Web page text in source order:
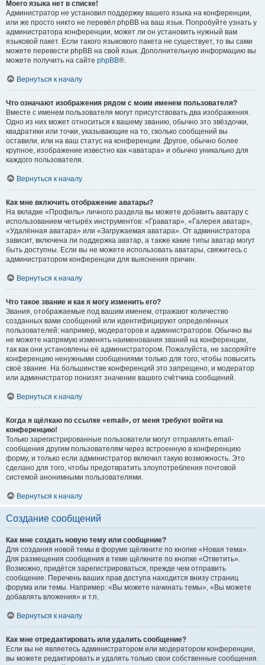
Моего языка нет в списке!
Администратор не установил поддержку вашего языка на конференции,
или же просто никто не перевёл phpBB на ваш язык. Попробуйте узнать у
администратора конференции, может ли он установить нужный вам
языковой пакет. Если такого языкового пакета не существует, то вы сами
можете перевести phpBB на свой язык. Дополнительную информацию вы
можете получить на сайте phpBB®.
Вернуться к началу
Что означают изображения рядом с моим именем пользователя?
Вместе с именем пользователя могут присутствовать два изображения.
Одно из них может относиться к вашему званию, обычно это звёздочки,
квадратики или точки, указывающие на то, сколько сообщений вы
оставили, или на ваш статус на конференции. Другое, обычно более
крупное, изображение известно как «аватара» и обычно уникально для
каждого пользователя.
Вернуться к началу
Как мне включить отображение аватары?
На вкладке «Профиль» личного раздела вы можете добавить аватару с
использованием четырёх инструментов: «Граватар», «Галерея аватар»,
«Удалённая аватара» или «Загружаемая аватара». От администратора
зависит, включена ли поддержка аватар, а также какие типы аватар могут
быть доступны. Если вы не можете использовать аватары, свяжитесь с
администратором конференции для выяснения причин.
Вернуться к началу
Что такое звание и как я могу изменить его?
Звания, отображаемые под вашим именем, отражают количество
созданных вами сообщений или идентифицируют определённых
пользователей: например, модераторов и администраторов. Обычно вы
не можете напрямую изменять наименования званий на конференции,
так как они установлены её администратором. Пожалуйста, не засоряйте
конференцию ненужными сообщениями только для того, чтобы повысить
своё звание. На большинстве конференций это запрещено, и модератор
или администратор понизят значение вашего счётчика сообщений.
Вернуться к началу
Когда я щёлкаю по ссылке «email», от меня требуют войти на
конференцию!
Только зарегистрированные пользователи могут отправлять email-
сообщения другим пользователям через встроенную в конференцию
форму, и только если администратор включил такую возможность. Это
сделано для того, чтобы предотвратить злоупотребления почтовой
системой анонимными пользователями.
Вернуться к началу
Создание сообщений
Как мне создать новую тему или сообщение?
Для создания новой темы в форуме щёлкните по кнопке «Новая тема».
Для размещения сообщения в теме щёлкните по кнопке «Ответить».
Возможно, придётся зарегистрироваться, прежде чем отправить
сообщение. Перечень ваших прав доступа находится внизу страниц
форума или темы. Например: «Вы можете начинать темы», «Вы можете
добавлять вложения» и т.п.
Вернуться к началу
Как мне отредактировать или удалить сообщение?
Если вы не являетесь администратором или модератором конференции,
вы можете редактировать и удалять только свои собственные сообщения.